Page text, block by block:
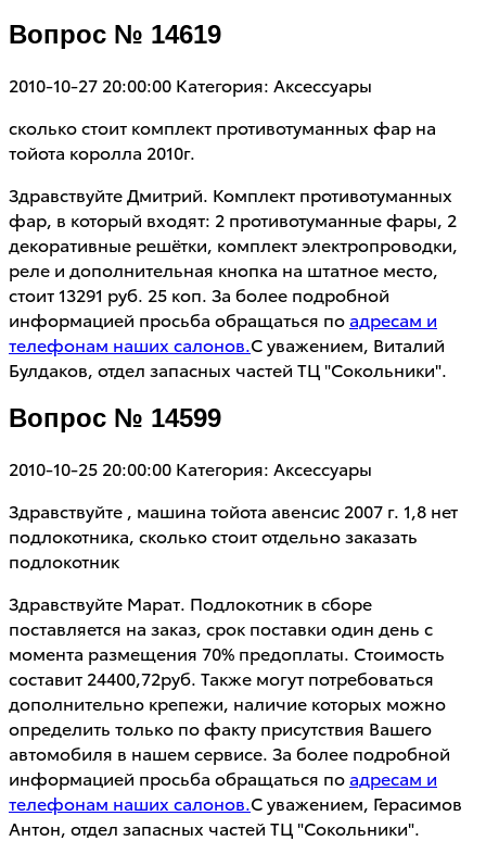
Вопрос № 14619
2010-10-27 20:00:00 Категория: Аксессуары
сколько стоит комплект противотуманных фар на
тойота королла 2010г.
Здравствуйте Дмитрий. Комплект противотуманных
фар, в который входят: 2 противотуманные фары, 2
декоративные решётки, комплект электропроводки,
реле и дополнительная кнопка на штатное место,
стоит 13291 руб. 25 коп. За более подробной
информацией просьба обращаться по адресам и
телефонам наших салонов.С уважением, Виталий
Булдаков, отдел запасных частей ТЦ "Сокольники".
Вопрос № 14599
2010-10-25 20:00:00 Категория: Аксессуары
Здравствуйте , машина тойота авенсис 2007 г. 1,8 нет
подлокотника, сколько стоит отдельно заказать
подлокотник
Здравствуйте Марат. Подлокотник в сборе
поставляется на заказ, срок поставки один день с
момента размещения 70% предоплаты. Стоимость
составит 24400,72руб. Также могут потребоваться
дополнительно крепежи, наличие которых можно
определить только по факту присутствия Вашего
автомобиля в нашем сервисе. За более подробной
информацией просьба обращаться по адресам и
телефонам наших салонов.С уважением, Герасимов
Антон, отдел запасных частей ТЦ "Сокольники".